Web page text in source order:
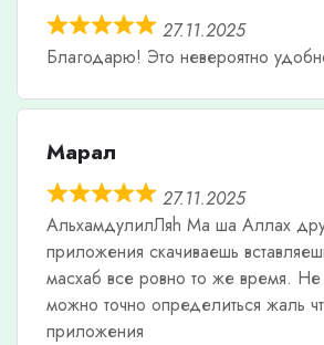
27.11.2025
Благодарю! Это невероятно
Марал
27.11.2025
АльхамдулилЛяh Ма ша Аллах
приложения скачиваешь
масхаб все ровно то же время. Не
можно точно определиться жаль
приложения